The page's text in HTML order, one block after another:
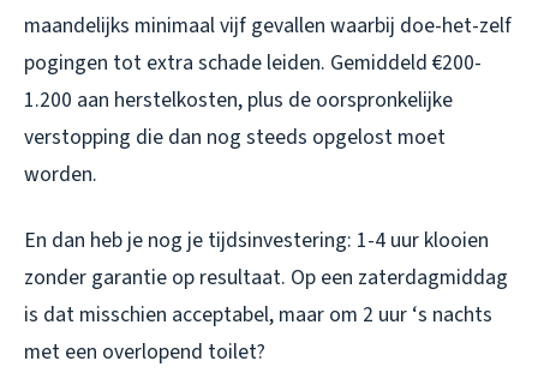
maandelijks minimaal vijf gevallen waarbij doe-het-zelf
pogingen tot extra schade leiden. Gemiddeld €200-
1.200 aan herstelkosten, plus de oorspronkelijke
verstopping die dan nog steeds opgelost moet
worden.
En dan heb je nog je tijdsinvestering: 1-4 uur klooien
zonder garantie op resultaat. Op een zaterdagmiddag
is dat misschien acceptabel, maar om 2 uur ‘s nachts
met een overlopend toilet?